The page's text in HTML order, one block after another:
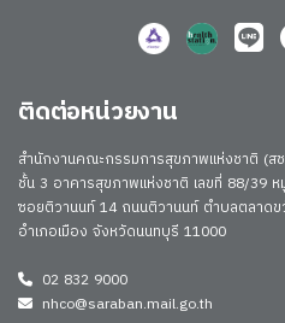
ติดต่อหน่วยงาน
สำนักงานคณะกรรมการสุขภาพแห่งชาติ (ส
ชั้น 3 อาคารสุขภาพแห่งชาติ เลขที่ 88/39 ห
ซอยติวานนท์ 14 ถนนติวานนท์ ตำบลตลาด
อำเภอเมือง จังหวัดนนทบุรี 11000
02 832 9000
nhco@saraban.mail.go.th